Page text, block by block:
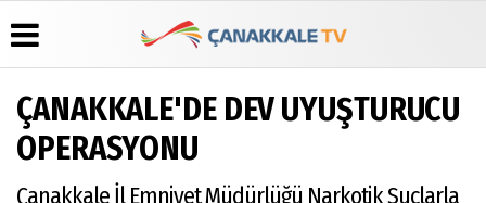
Üye Paneli
Haber
Arşivi
Hava
Durumu
Gazete
Video
Çerez
ÇANAKKALE'DE DEV UYUŞTURUCU
OPERASYONU
Çanakkale İl Emniyet Müdürlüğü Narkotik Suçlarla